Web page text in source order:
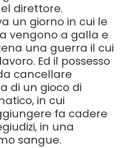
direttore.
un giorno in cui le
vengono a galla e
una guerra il cui
Ed il possesso
cancellare
di un gioco di
in cui
fa cadere
in una
sangue.